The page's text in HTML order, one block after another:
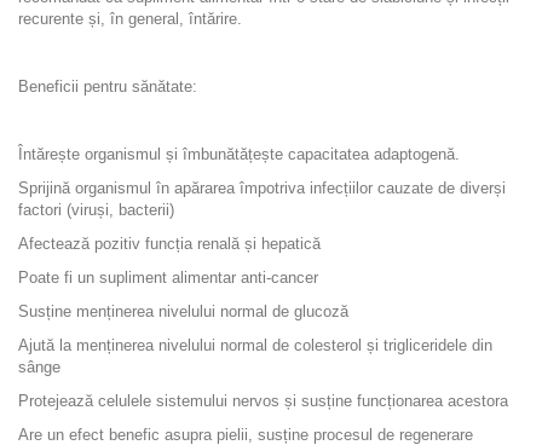
recurente și, în general, întărire.
Beneficii pentru sănătate:
Întărește organismul și îmbunătățește capacitatea adaptogenă.
Sprijină organismul în apărarea împotriva infecțiilor cauzate de diverși
factori (viruși, bacterii)
Afectează pozitiv funcția renală și hepatică
Poate fi un supliment alimentar anti-cancer
Susține menținerea nivelului normal de glucoză
Ajută la menținerea nivelului normal de colesterol și trigliceridele din
sânge
Protejează celulele sistemului nervos și susține funcționarea acestora
Are un efect benefic asupra pielii, susține procesul de regenerare